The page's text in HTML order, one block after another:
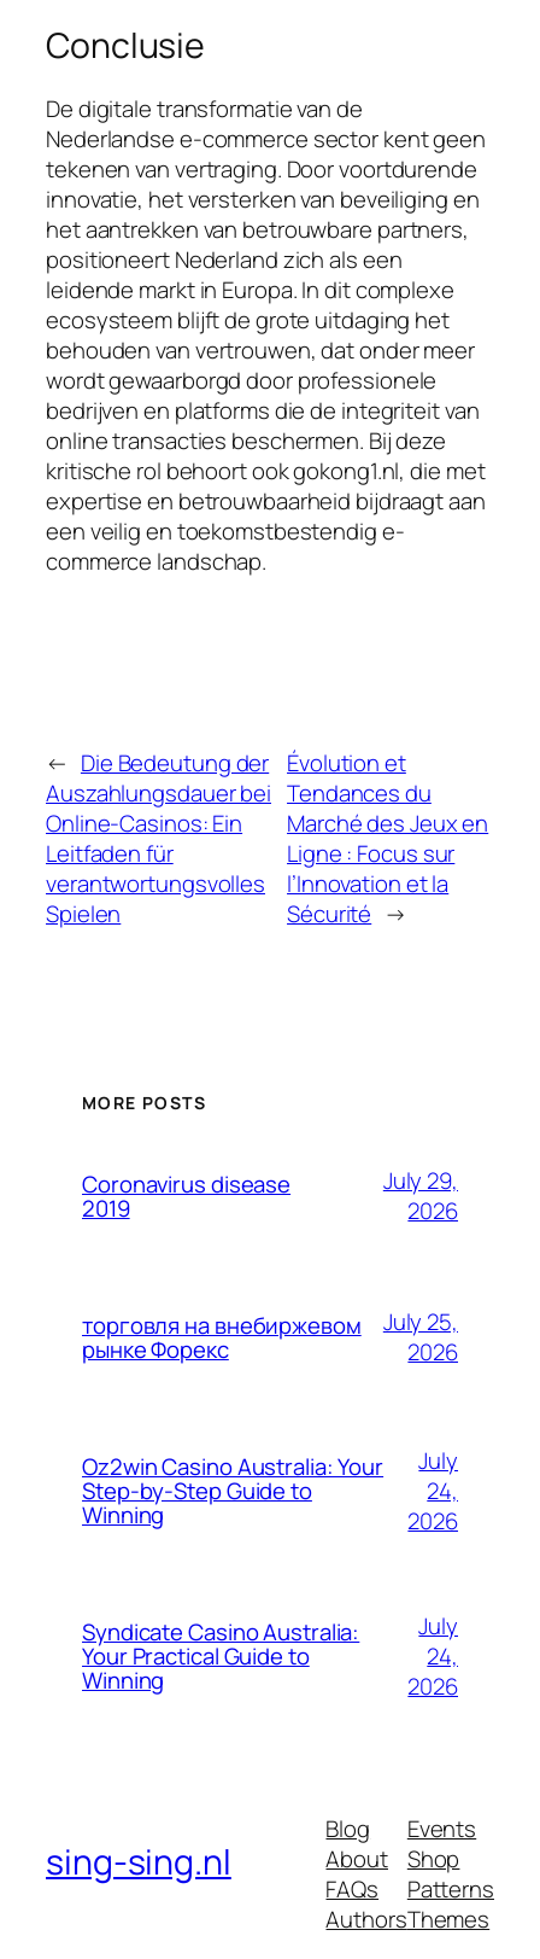
Conclusie
De digitale transformatie van de
Nederlandse e-commerce sector kent geen
tekenen van vertraging. Door voortdurende
innovatie, het versterken van beveiliging en
het aantrekken van betrouwbare partners,
positioneert Nederland zich als een
leidende markt in Europa. In dit complexe
ecosysteem blijft de grote uitdaging het
behouden van vertrouwen, dat onder meer
wordt gewaarborgd door professionele
bedrijven en platforms die de integriteit van
online transacties beschermen. Bij deze
kritische rol behoort ook gokong1.nl, die met
expertise en betrouwbaarheid bijdraagt aan
een veilig en toekomstbestendig e-
commerce landschap.
← Die Bedeutung der
Auszahlungsdauer bei
Online-Casinos: Ein
Leitfaden für
verantwortungsvolles
Spielen
Évolution et
Tendances du
Marché des Jeux en
Ligne : Focus sur
l’Innovation et la
Sécurité →
MORE POSTS
Coronavirus disease
2019
July 29,
2026
торговля на внебиржевом
рынке Форекс
July 25,
2026
Oz2win Casino Australia: Your
Step-by-Step Guide to
Winning
July
24,
2026
Syndicate Casino Australia:
Your Practical Guide to
Winning
July
24,
2026
sing-sing.nl
Blog
About
FAQs
Authors
Events
Shop
Patterns
Themes